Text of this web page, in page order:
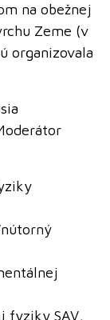
na obežnej
Zeme (v
organizovala
fyziky SAV,